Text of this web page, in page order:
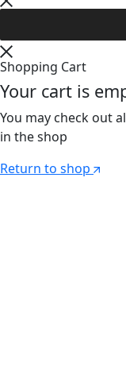
Shopping Cart
Your cart is
You may check out
in the shop
Return to shop